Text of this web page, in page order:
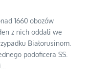
1660 obozów
z nich oddali we
Białorusinom.
podoficera SS.